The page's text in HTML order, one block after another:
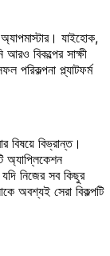
অ্যাপমাস্টার। যাইহোক,
বিকল্পের সাক্ষী
প্ল্যাটফর্ম
বিষয়ে বিভ্রান্ত।
অ্যাপ্লিকেশন
নিজের সব কিছুর
অবশ্যই সেরা বিকল্পটি